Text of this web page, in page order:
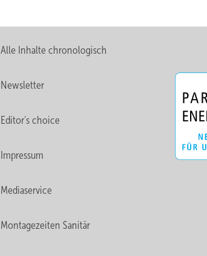
Alle Inhalte chronologisch
Newsletter
Editor's choice
Impressum
Mediaservice
Montagezeiten Sanitär